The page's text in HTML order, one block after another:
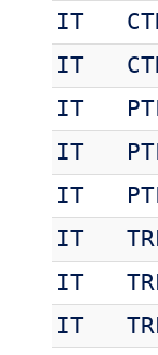
IT
IT
IT
IT
IT
IT
IT
IT